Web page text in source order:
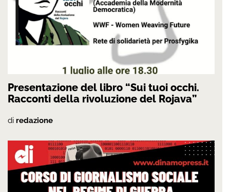
Presentazione del libro “Sui tuoi occhi.
Racconti della rivoluzione del Rojava”
di redazione